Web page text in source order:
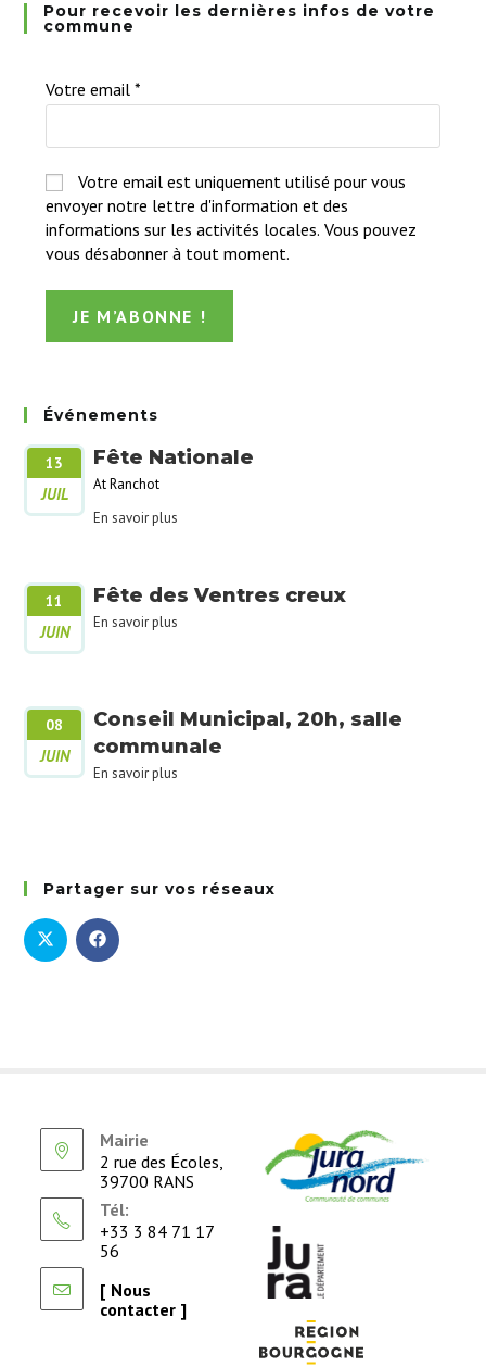
Pour recevoir les dernières infos de votre
commune
Votre email*
Votre email est uniquement utilisé pour vous
envoyer notre lettre d'information et des
informations sur les activités locales. Vous pouvez
vous désabonner à tout moment.
Événements
13
JUIL
Fête Nationale
At Ranchot
En savoir plus
11
JUIN
Fête des Ventres creux
En savoir plus
08
JUIN
Conseil Municipal, 20h, salle
communale
En savoir plus
Partager sur vos réseaux
Mairie
2 rue des Écoles,
39700 RANS
Tél:
+33 3 84 71 17
56
[ Nous
contacter ]